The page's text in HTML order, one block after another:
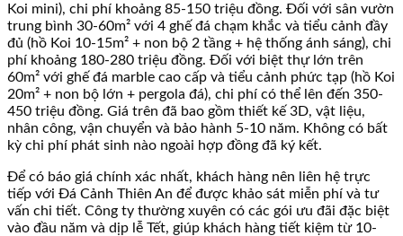
Koi mini), chi phí khoảng 85-150 triệu đồng. Đối với sân vườn
trung bình 30-60m² với 4 ghế đá chạm khắc và tiểu cảnh đầy
đủ (hồ Koi 10-15m² + non bộ 2 tầng + hệ thống ánh sáng), chi
phí khoảng 180-280 triệu đồng. Đối với biệt thự lớn trên
60m² với ghế đá marble cao cấp và tiểu cảnh phức tạp (hồ Koi
20m² + non bộ lớn + pergola đá), chi phí có thể lên đến 350-
450 triệu đồng. Giá trên đã bao gồm thiết kế 3D, vật liệu,
nhân công, vận chuyển và bảo hành 5-10 năm. Không có bất
kỳ chi phí phát sinh nào ngoài hợp đồng đã ký kết.
Để có báo giá chính xác nhất, khách hàng nên liên hệ trực
tiếp với Đá Cảnh Thiên An để được khảo sát miễn phí và tư
vấn chi tiết. Công ty thường xuyên có các gói ưu đãi đặc biệt
vào đầu năm và dịp lễ Tết, giúp khách hàng tiết kiệm từ 10-